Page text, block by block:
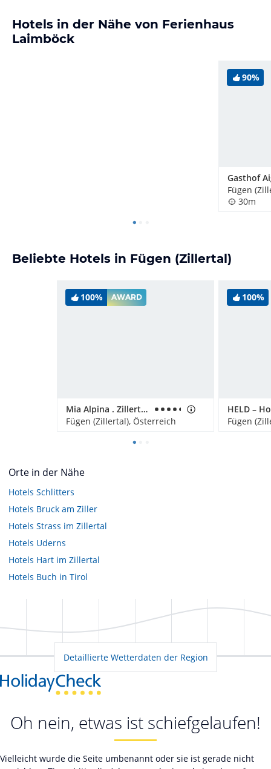
Hotels in der Nähe von Ferienhaus
Laimböck
90%
Gasthof
Fügen
30m
Beliebte Hotels in Fügen (Zillertal)
100% AWARD
Mia Alpina . Zillertal Family Retreat
Fügen (Zillertal), Österreich
100%
HELD –
Fügen
Orte in der Nähe
Hotels Schlitters
Hotels Bruck am Ziller
Hotels Strass im Zillertal
Hotels Uderns
Hotels Hart im Zillertal
Hotels Buch in Tirol
Detaillierte Wetterdaten der Region
Oh nein, etwas ist schiefgelaufen!
Vielleicht wurde die Seite umbenannt oder sie ist gerade nicht